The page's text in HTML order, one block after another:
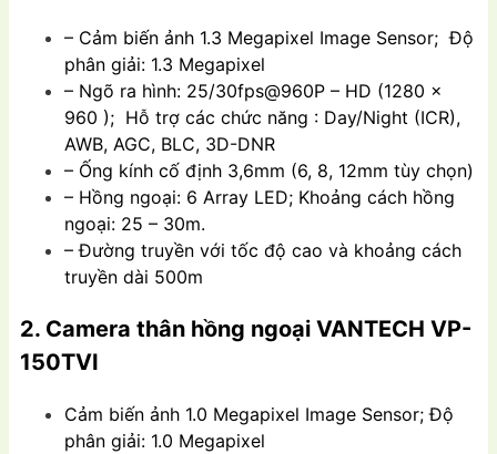
– Cảm biến ảnh 1.3 Megapixel Image Sensor; Độ
phân giải: 1.3 Megapixel
– Ngõ ra hình: 25/30fps@960P – HD (1280 x
960 ); Hỗ trợ các chức năng : Day/Night (ICR),
AWB, AGC, BLC, 3D-DNR
– Ống kính cố định 3,6mm (6, 8, 12mm tùy chọn)
– Hồng ngoại: 6 Array LED; Khoảng cách hồng
ngoại: 25 – 30m.
– Đường truyền với tốc độ cao và khoảng cách
truyền dài 500m
2. Camera thân hồng ngoại VANTECH VP-
150TVI
Cảm biến ảnh 1.0 Megapixel Image Sensor; Độ
phân giải: 1.0 Megapixel